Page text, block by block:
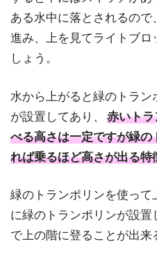
ある水中に落とされるの
進み、上を見てライトブロ
しょう。
水から上がると緑のトラ
が設置してあり、
赤いト
べる高さは一定ですが緑
れば乗るほど高さが出る特
緑のトランポリンを使って
に緑のトランポリンが設
で上の階に登ることが出来